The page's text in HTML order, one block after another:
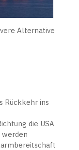
Alternative
Rückkehr ins
die USA